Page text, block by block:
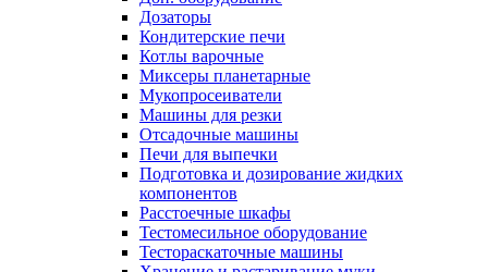
Дозаторы
Кондитерские печи
Котлы варочные
Миксеры планетарные
Мукопросеиватели
Машины для резки
Отсадочные машины
Печи для выпечки
Подготовка и дозирование жидких
компонентов
Расстоечные шкафы
Тестомесильное оборудование
Тестораскаточные машины